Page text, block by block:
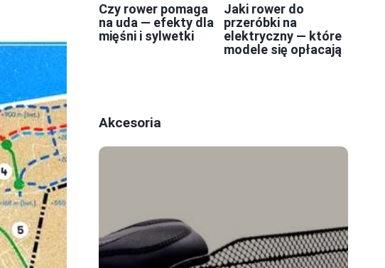
Czy rower pomaga
na uda — efekty dla
mięśni i sylwetki
Jaki rower do
przeróbki na
elektryczny — które
modele się opłacają
Akcesoria